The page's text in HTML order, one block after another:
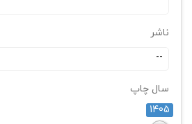
ناشر
--
سال چاپ
1405